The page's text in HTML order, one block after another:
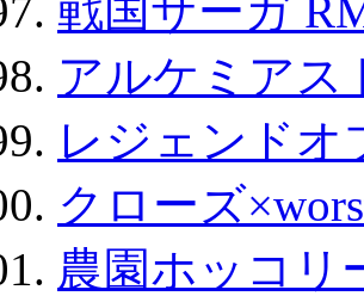
戦国サーガ
アルケミアス
レジェンドオ
クローズ
農園ホッコリ